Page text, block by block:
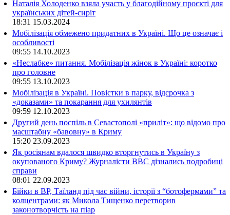
Наталія Холоденко взяла участь у благодійному проєкті для
українських дітей-сиріт
18:31 15.03.2024
Мобілізація обмежено придатних в Україні. Що це означає і
особливості
09:55 14.10.2023
«Неслабке» питання. Мобілізація жінок в Україні: коротко
про головне
09:55 13.10.2023
Мобілізація в Україні. Повістки в парку, відсрочка з
«доказами» та покарання для ухилянтів
09:59 12.10.2023
Другий день поспіль в Севастополі «приліт»: що відомо про
масштабну «бавовну» в Криму
15:20 23.09.2023
Як росіянам вдалося швидко вторгнутись в Україну з
окупованого Криму? Журналісти ВВС дізнались подробиці
справи
08:01 22.09.2023
Бійки в ВР, Таїланд під час війни, історії з “ботофермами” та
колцентрами: як Микола Тищенко перетворив
законотворчість на піар